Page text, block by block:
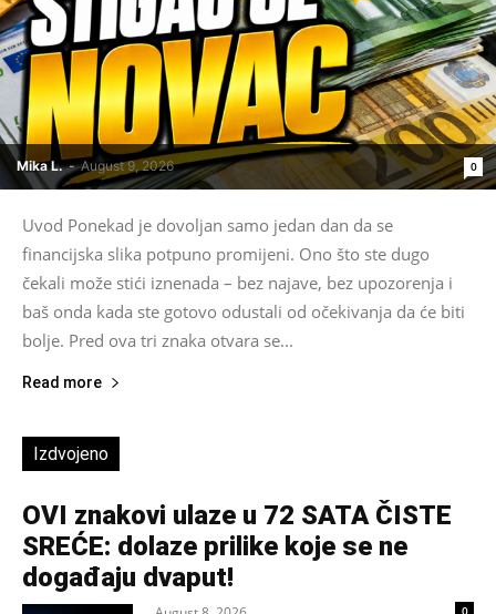
Mika L. - August 9, 2026 0
Uvod Ponekad je dovoljan samo jedan dan da se
financijska slika potpuno promijeni. Ono što ste dugo
čekali može stići iznenada – bez najave, bez upozorenja i
baš onda kada ste gotovo odustali od očekivanja da će biti
bolje. Pred ova tri znaka otvara se...
Read more
Izdvojeno
OVI znakovi ulaze u 72 SATA ČISTE
SREĆE: dolaze prilike koje se ne
događaju dvaput!
0